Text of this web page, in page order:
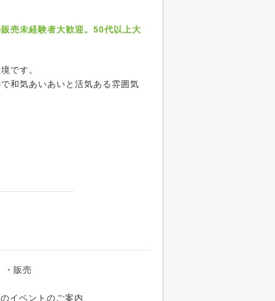
売未経験者大歓迎。50代以上大
です。
和気あいあいと活気ある雰囲気
・販売
イベントのご案内